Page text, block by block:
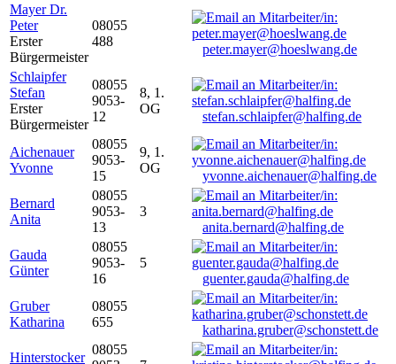
Mayer Dr.
Peter
Erster
Bürgermeister
08055
488
peter.mayer@hoeslwang.de
Schlaipfer
Stefan
Erster
Bürgermeister
08055
9053-
12
8, 1.
OG
stefan.schlaipfer@halfing.de
Aichenauer
Yvonne
08055
9053-
15
9, 1.
OG
yvonne.aichenauer@halfing.de
Bernard
Anita
08055
9053-
13
3
anita.bernard@halfing.de
Gauda
Günter
08055
9053-
16
5
guenter.gauda@halfing.de
Gruber
Katharina
08055
655
katharina.gruber@schonstett.de
Hinterstocker
08055